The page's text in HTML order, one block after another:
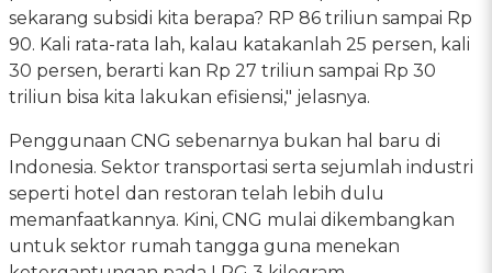
sekarang subsidi kita berapa? RP 86 triliun sampai Rp
90. Kali rata-rata lah, kalau katakanlah 25 persen, kali
30 persen, berarti kan Rp 27 triliun sampai Rp 30
triliun bisa kita lakukan efisiensi," jelasnya.
Penggunaan CNG sebenarnya bukan hal baru di
Indonesia. Sektor transportasi serta sejumlah industri
seperti hotel dan restoran telah lebih dulu
memanfaatkannya. Kini, CNG mulai dikembangkan
untuk sektor rumah tangga guna menekan